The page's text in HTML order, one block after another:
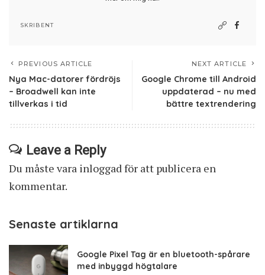
SKRIBENT
PREVIOUS ARTICLE
Nya Mac-datorer fördröjs
– Broadwell kan inte
tillverkas i tid
NEXT ARTICLE
Google Chrome till Android
uppdaterad – nu med
bättre textrendering
Leave a Reply
Du måste vara inloggadför att publicera en
kommentar.
Senaste artiklarna
Google Pixel Tag är en bluetooth-spårare
med inbyggd högtalare